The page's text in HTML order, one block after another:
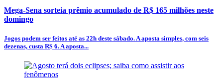
Mega-Sena sorteia prêmio acumulado de R$ 165 milhões neste
domingo
Jogos podem ser feitos até as 22h deste sábado. A aposta simples, com seis
dezenas, custa R$ 6. A aposta...